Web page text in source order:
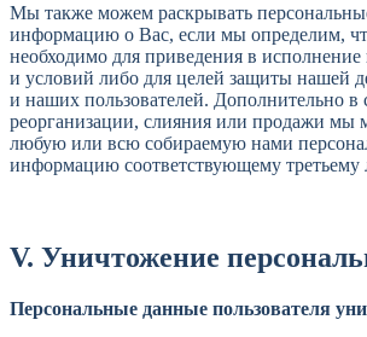
Мы также можем раскрывать
информацию о Вас, если мы определим,
необходимо для приведения в
и условий либо для целей защиты нашей
и наших пользователей. Дополнительно в
реорганизации, слияния или продажи мы
любую или всю собираемую нами
информацию соответствующему третьему
V. Уничтожение
Персональные данные пользователя